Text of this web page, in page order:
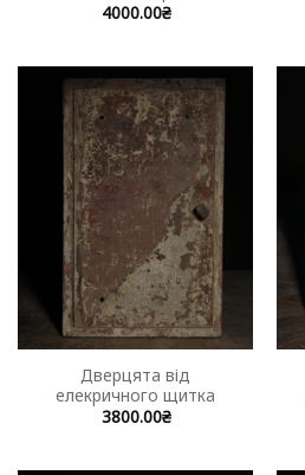
4000.00₴
Дверцята від
елекричного щитка
3800.00₴